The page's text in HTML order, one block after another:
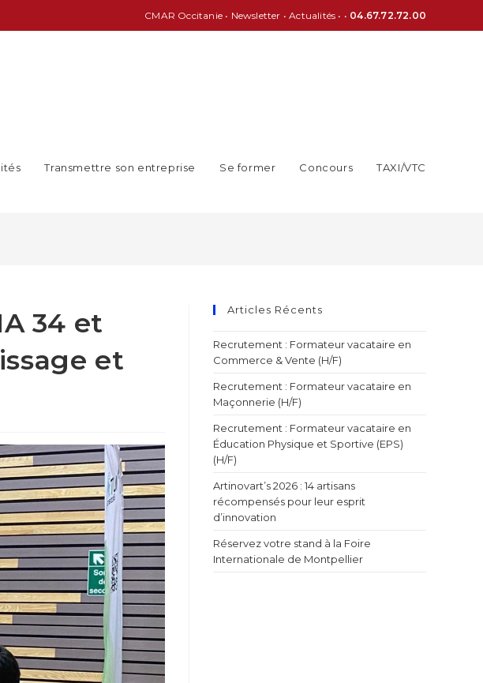
CMAR Occitanie• Newsletter •Actualités • • 04.67.72.72.00
Transmettre son entreprise Se former Concours TAXI/VTC
34 et
et
Articles Récents
Recrutement : Formateur vacataire en
Commerce & Vente (H/F)
Recrutement : Formateur vacataire en
Maçonnerie (H/F)
Recrutement : Formateur vacataire en
Éducation Physique et Sportive (EPS)
(H/F)
Artinovart’s 2026 : 14 artisans
récompensés pour leur esprit
d’innovation
Réservez votre stand à la Foire
Internationale de Montpellier